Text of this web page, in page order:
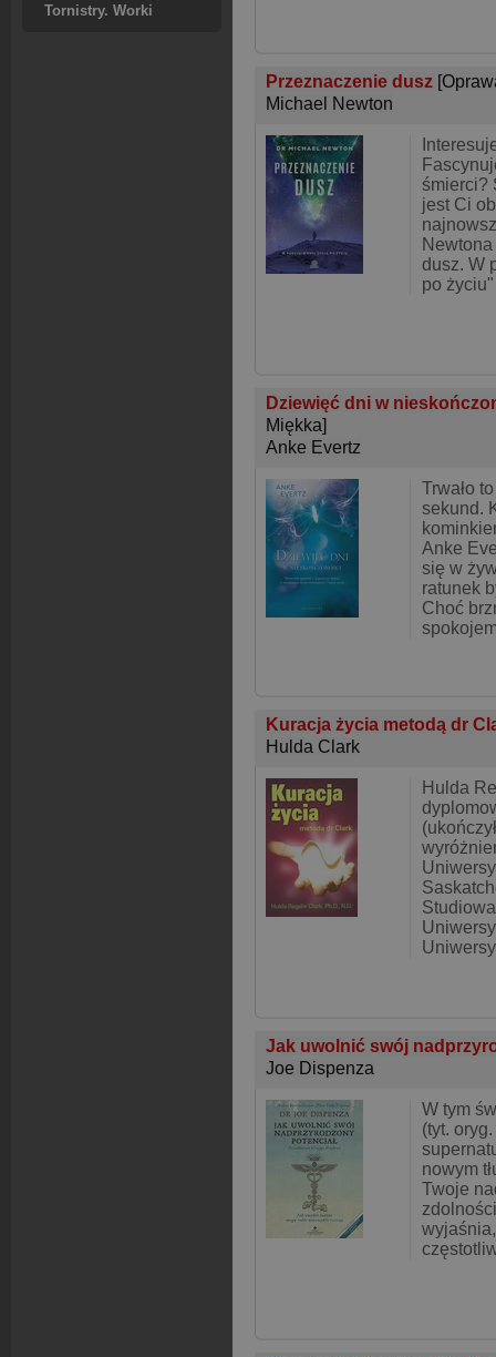
Tornistry. Worki
Przeznaczenie dusz
Michael Newton
śmierci?
jest Ci
dusz. W
po
Dziewięć dni w
Miękka]
Anke Evertz
Trwało
sekund.
Anke
się w
ratunek
Choć
Kuracja życia metodą dr
Hulda Clark
Hulda
Jak uwolnić swój
Joe Dispenza
W tym
(tyt.
nowym
Twoje